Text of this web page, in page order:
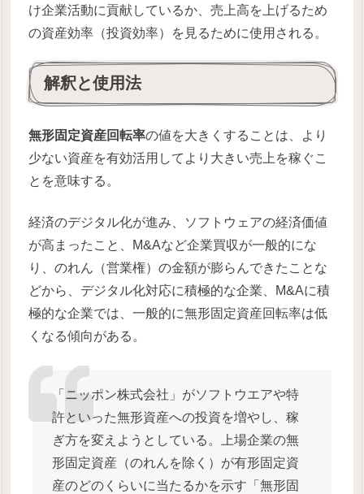
け企業活動に貢献しているか、売上高を上げるため
の資産効率（投資効率）を見るために使用される。
解釈と使用法
無形固定資産回転率の値を大きくすることは、より
少ない資産を有効活用してより大きい売上を稼ぐこ
とを意味する。
経済のデジタル化が進み、ソフトウェアの経済価値
が高まったこと、M&Aなど企業買収が一般的にな
り、のれん（営業権）の金額が膨らんできたことな
どから、デジタル化対応に積極的な企業、M&Aに積
極的な企業では、一般的に無形固定資産回転率は低
くなる傾向がある。
「ニッポン株式会社」がソフトウエアや特
許といった無形資産への投資を増やし、稼
ぎ方を変えようとしている。上場企業の無
形固定資産（のれんを除く）が有形固定資
産のどのくらいに当たるかを示す「無形固